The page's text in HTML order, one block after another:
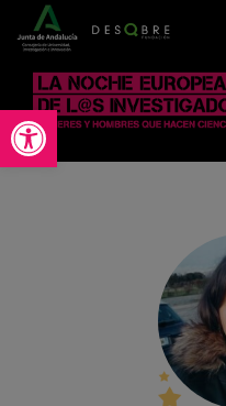
Abrir barra de herramientas